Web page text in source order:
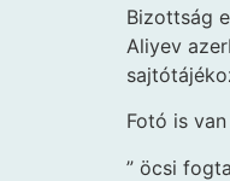
Bizottság
Aliyev
Fotó is van
” öcsi